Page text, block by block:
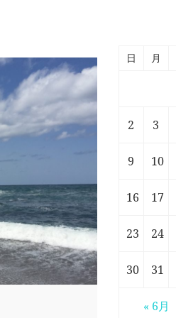
日 月
« 6月
2 3
9 10
16 17
23 24
30 31